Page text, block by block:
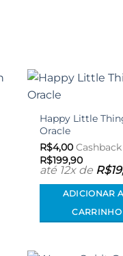
Happy Little
Oracle
R$4,00Cashback
R$199,90
até 12x de R$
ADICIONAR
CARRINHO